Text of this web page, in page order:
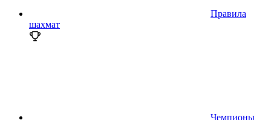
Правила
шахмат
Чемпионы